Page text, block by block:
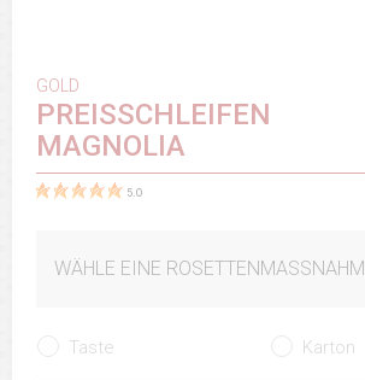
GOLD
PREISSCHLEIFEN
MAGNOLIA
5.0
WÄHLE EINE ROSETTENMASSNAHME
Taste Karton